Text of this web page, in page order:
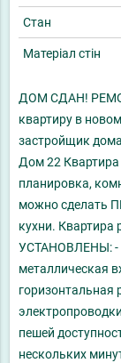
Стан
Матеріал стін
ДОМ СДАН!
квартиру в
застройщик
Дом 22
планировка,
можно сделать
кухни.
УСТАНОВЛЕНЫ: -
металлическая
горизонтальная
пешей
нескольких